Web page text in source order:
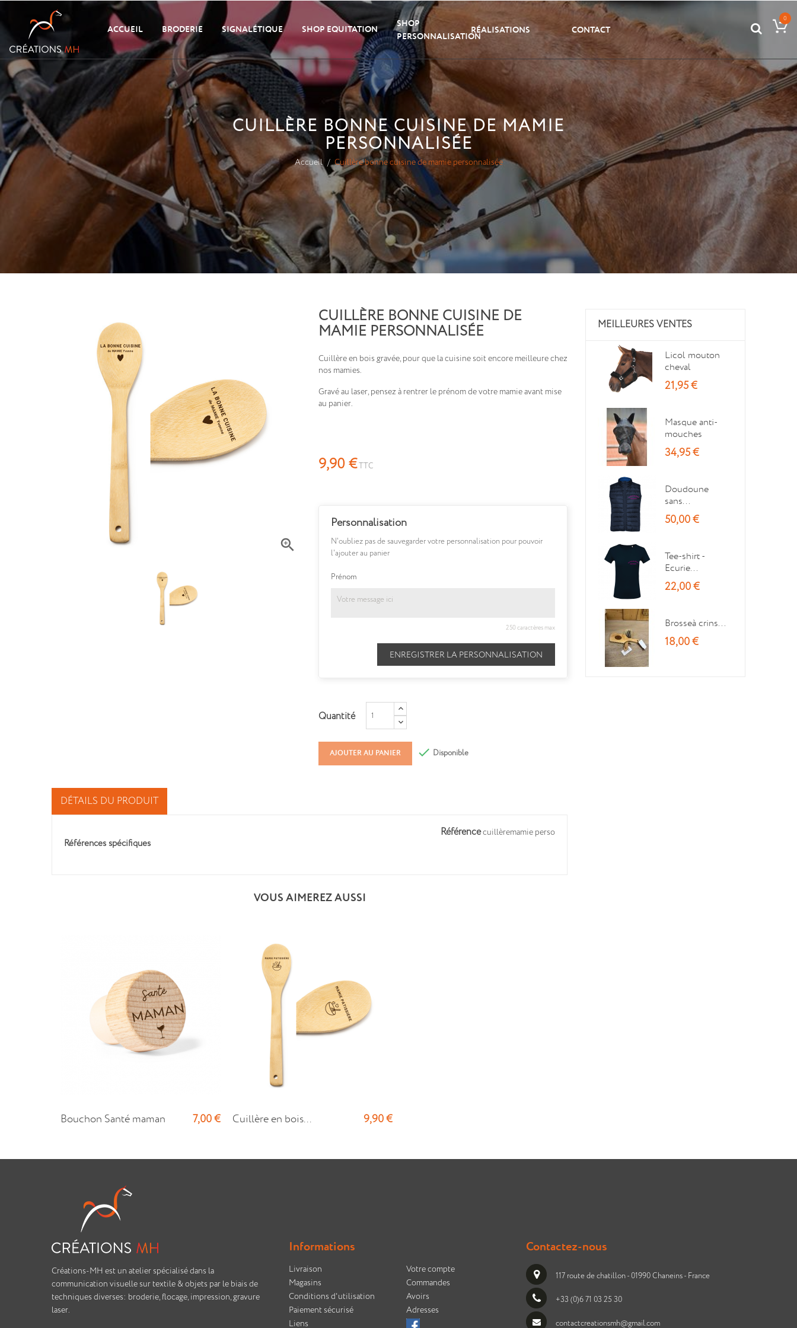
0
ACCUEIL BRODERIE SIGNALÉTIQUE SHOP EQUITATION
SHOP
PERSONNALISATION
RÉALISATIONS CONTACT
CUILLÈRE BONNE CUISINE DE MAMIE
PERSONNALISÉE
Accueil Cuillère bonne cuisine de mamie personnalisée

CUILLÈRE BONNE CUISINE DE
MAMIE PERSONNALISÉE
Cuillère en bois gravée, pour que la cuisine soit encore meilleure chez
nos mamies.
Gravé au laser, pensez à rentrer le prénom de votre mamie avant mise
au panier.
9,90 €TTC
Personnalisation
N'oubliez pas de sauvegarder votre personnalisation pour pouvoir
l'ajouter au panier
Prénom
250 caractères max
ENREGISTRER LA PERSONNALISATION
Quantité
AJOUTER AU PANIER  Disponible
DÉTAILS DU PRODUIT
Référencecuillèremamie perso
Références spécifiques
VOUS AIMEREZ AUSSI
Bouchon Santé maman 7,00 € Cuillère en bois... 9,90 €
MEILLEURES VENTES
Licol mouton
cheval
21,95 €
Masque anti-
mouches
34,95 €
Doudoune
sans...
50,00 €
Tee-shirt -
Ecurie...
22,00 €
Brosseà crins...
18,00 €
Créations-MH est un atelier spécialisé dans la
communication visuelle sur textile & objets par le biais de
techniques diverses: broderie, flocage, impression, gravure
laser.
Informations
Livraison
Magasins
Conditions d'utilisation
Paiement sécurisé
Liens
Votre compte
Commandes
Avoirs
Adresses
Contactez-nous
117 route de chatillon - 01990 Chaneins - France
+33 (0)6 71 03 25 30
contactcreationsmh@gmail.com